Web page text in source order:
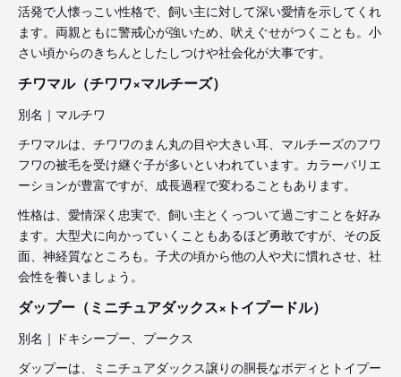
活発で人懐っこい性格で、飼い主に対して深い愛情を示してくれ
ます。両親ともに警戒心が強いため、吠えぐせがつくことも。小
さい頃からのきちんとしたしつけや社会化が大事です。
チワマル（チワワ×マルチーズ）
別名｜マルチワ
チワマルは、チワワのまん丸の目や大きい耳、マルチーズのフワ
フワの被毛を受け継ぐ子が多いといわれています。カラーバリエ
ーションが豊富ですが、成長過程で変わることもあります。
性格は、愛情深く忠実で、飼い主とくっついて過ごすことを好み
ます。大型犬に向かっていくこともあるほど勇敢ですが、その反
面、神経質なところも。子犬の頃から他の人や犬に慣れさせ、社
会性を養いましょう。
ダップー（ミニチュアダックス×トイプードル）
別名｜ドキシープー、プークス
ダップーは、ミニチュアダックス譲りの胴長なボディとトイプー